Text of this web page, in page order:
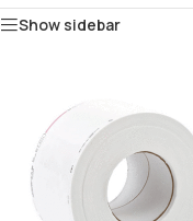
Show sidebar